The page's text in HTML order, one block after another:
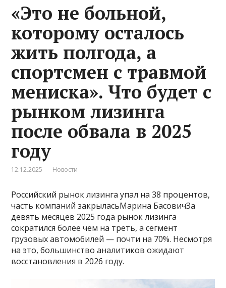
«Это не больной,
которому осталось
жить полгода, а
спортсмен с травмой
мениска». Что будет с
рынком лизинга
после обвала в 2025
году
12.12.2025 Новости
Российский рынок лизинга упал на 38 процентов,
часть компаний закрыласьМарина БасовичЗа
девять месяцев 2025 года рынок лизинга
сократился более чем на треть, а сегмент
грузовых автомобилей — почти на 70%. Несмотря
на это, большинство аналитиков ожидают
восстановления в 2026 году.